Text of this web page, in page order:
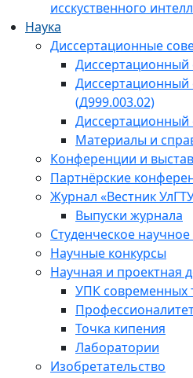
исскуственного
Наука
Диссертационные
Диссертационный
Диссертационный
(Д999.003.02)
Диссертационный
Материалы и
Конференции и
Партнёрские
Журнал «Вестник
Выпуски журнала
Студенческое
Научные конкурсы
Научная и проектная
УПК современных
Точка кипения
Лаборатории
Изобретательство